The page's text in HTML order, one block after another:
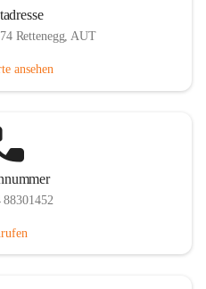
Rettenegg, AUT
ansehen
88301452